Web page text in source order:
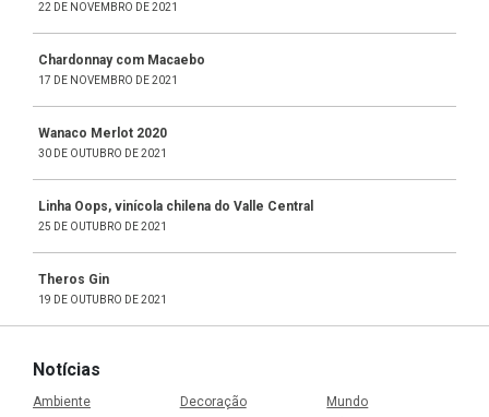
22 DE NOVEMBRO DE 2021
Chardonnay com Macaebo
17 DE NOVEMBRO DE 2021
Wanaco Merlot 2020
30 DE OUTUBRO DE 2021
Linha Oops, vinícola chilena do Valle Central
25 DE OUTUBRO DE 2021
Theros Gin
19 DE OUTUBRO DE 2021
Notícias
Ambiente
Decoração
Mundo